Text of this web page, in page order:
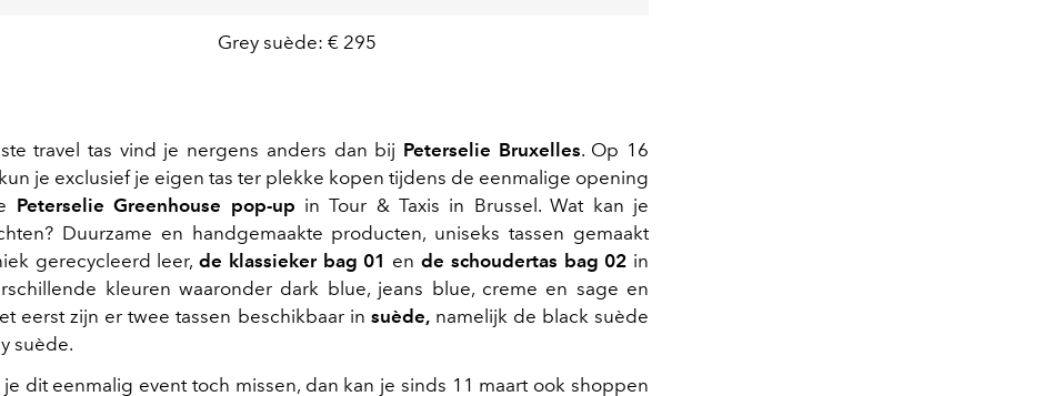
Grey suède: € 295
travel tas vind je nergens anders dan bij Peterselie Bruxelles. Op 16
je exclusief je eigen tas ter plekke kopen tijdens de eenmalige opening
Peterselie Greenhouse pop-up in Tour & Taxis in Brussel. Wat kan je
Duurzame en handgemaakte producten, uniseks tassen gemaakt
gerecycleerd leer,de klassieker bag 01 en de schoudertas bag 02 in
kleuren waaronder dark blue, jeans blue, creme en sage en
eerst zijn er twee tassen beschikbaar in suède,namelijk de black suède
suède.
dit eenmalig event toch missen, dan kan je sinds 11 maart ook shoppen